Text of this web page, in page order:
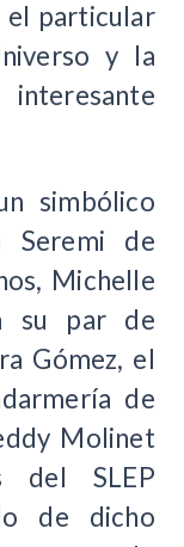
el particular
y la
simbólico
Seremi de
Michelle
su par de
Gómez, el
de
Molinet
del SLEP
de dicho